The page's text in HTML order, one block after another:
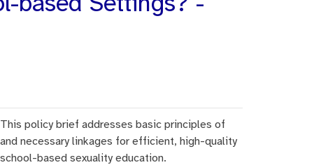
This policy brief addresses basic principles of
and necessary linkages for efficient, high-quality
school-based sexuality education.